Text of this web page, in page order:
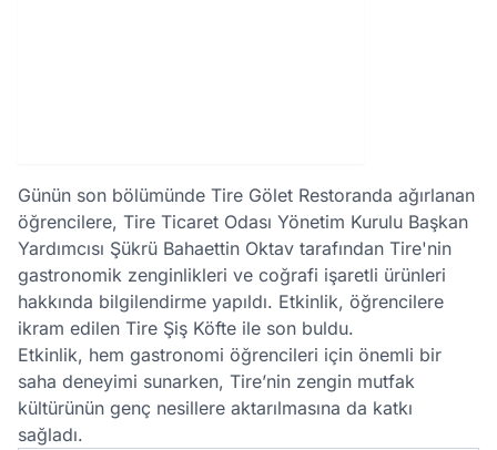
Günün son bölümünde Tire Gölet Restoranda ağırlanan
öğrencilere, Tire Ticaret Odası Yönetim Kurulu Başkan
Yardımcısı Şükrü Bahaettin Oktav tarafından Tire'nin
gastronomik zenginlikleri ve coğrafi işaretli ürünleri
hakkında bilgilendirme yapıldı. Etkinlik, öğrencilere
ikram edilen Tire Şiş Köfte ile son buldu.
Etkinlik, hem gastronomi öğrencileri için önemli bir
saha deneyimi sunarken, Tire’nin zengin mutfak
kültürünün genç nesillere aktarılmasına da katkı
sağladı.